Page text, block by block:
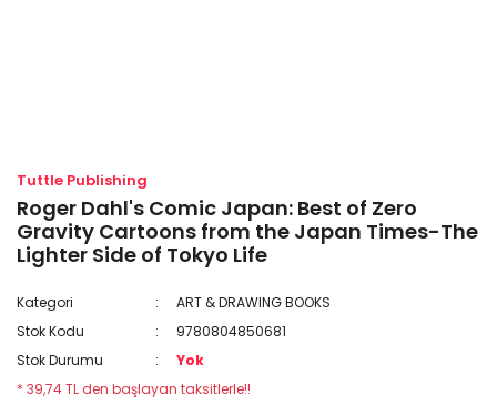
Tuttle Publishing
Roger Dahl's Comic Japan: Best of Zero
Gravity Cartoons from the Japan Times-The
Lighter Side of Tokyo Life
Kategori
ART & DRAWING BOOKS
Stok Kodu
9780804850681
Stok Durumu
Yok
* 39,74 TL den başlayan taksitlerle!!